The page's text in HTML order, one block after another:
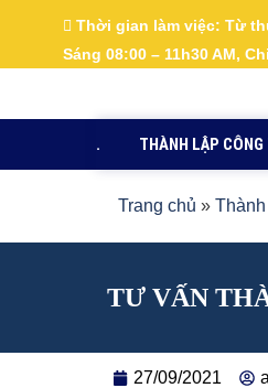
nội
Thời gian làm việc: Từ
Sáng 08:00 – 11h30 AM,
. THÀNH LẬP CÔNG
Trang chủ »
TƯ VẤN
27/09/2021